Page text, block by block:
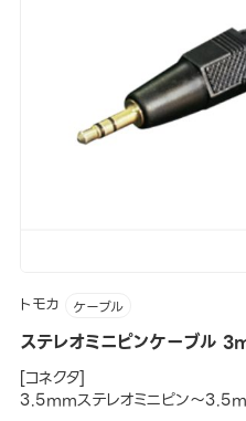
トモカ ケーブル
ステレオミニピンケーブル
[コネクタ]
3.5mmステレオミニピン～